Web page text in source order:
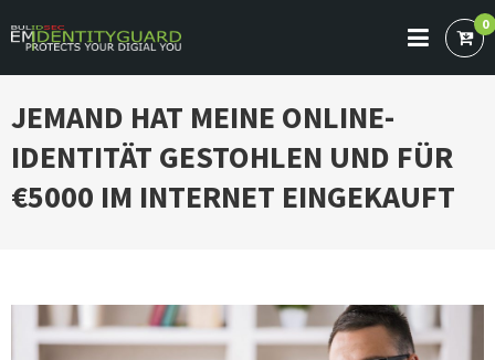
to
content
BULIDSEC EMAIL IDENTITY GUARD
Protects Your Digital You
0
JEMAND HAT MEINE ONLINE-
IDENTITÄT GESTOHLEN UND FÜR
€5000 IM INTERNET EINGEKAUFT